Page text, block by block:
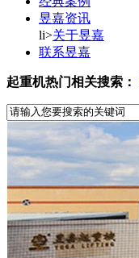
昱嘉资讯
li>关于昱嘉
联系昱嘉
起重机热门相关搜索：